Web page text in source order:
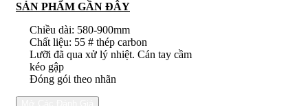
SẢN PHẨM GẦN ĐÂY
Chiều dài: 580-900mm
Chất liệu: 55 # thép carbon
Lưỡi đã qua xử lý nhiệt. Cán tay cầm
kéo gập
Đóng gói theo nhãn